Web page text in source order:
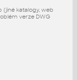
(jiné katalogy, web
verze DWG